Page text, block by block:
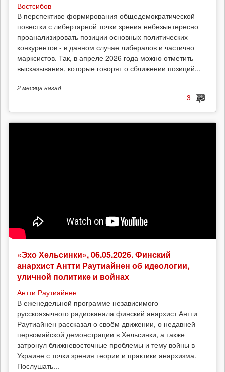
Востсибов
В перспективе формирования общедемократической
повестки с либертарной точки зрения небезынтересно
проанализировать позиции основных политических
конкурентов - в данном случае либералов и частично
марксистов. Так, в апреле 2026 года можно отметить
высказывания, которые говорят о сближении позиций...
2 месяцаназад
3
«Эхо Хельсинки», 06.05.2026. Финский
анархист Антти Раутиайнен об идеологии,
уличной политике и войнах
Антти Раутиайнен
В еженедельной программе независимого
русскоязычного радиоканала финский анархист Антти
Раутиайнен рассказал о своём движении, о недавней
первомайской демонстрации в Хельсинки, а также
затронул ближневосточные проблемы и тему войны в
Украине с точки зрения теории и практики анархизма.
Послушать...